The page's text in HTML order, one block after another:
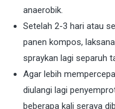
anaerobik.
Setelah 2-3 hari atau
panen kompos,
spraykan lagi separuh
Agar lebih
diulangi lagi
beberapa kali seraya